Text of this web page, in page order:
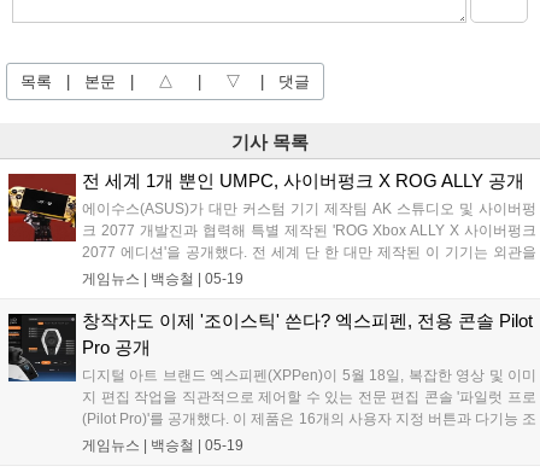
목록 본문 △ ▽ 댓글
기사 목록
전 세계 1개 뿐인 UMPC, 사이버펑크 X ROG ALLY 공개
에이수스(ASUS)가 대만 커스텀 기기 제작팀 AK 스튜디오 및 사이버펑
크 2077 개발진과 협력해 특별 제작된 'ROG Xbox ALLY X 사이버펑크
2077 에디션'을 공개했다. 전 세계 단 한 대만 제작된 이 기기는 외관을
사이버펑크 테마로 수작업 개조했으며, 내부에는 AMD 라이젠 AI Z2 익
ROG Xbox ALLY X와 동일하다고 한다....
게임뉴스 | 백승철 | 05-19
창작자도 이제 '조이스틱' 쓴다? 엑스피펜, 전용 콘솔 Pilot
Pro 공개
디지털 아트 브랜드 엑스피펜(XPPen)이 5월 18일, 복잡한 영상 및 이미
지 편집 작업을 직관적으로 제어할 수 있는 전문 편집 콘솔 '파일럿 프로
(Pilot Pro)'를 공개했다. 이 제품은 16개의 사용자 지정 버튼과 다기능 조
이스틱, 3중 로터리를 한 손에 조작할 수 있도록 콤팩트하게 설계하여 화
게임뉴스 | 백승철 | 05-19